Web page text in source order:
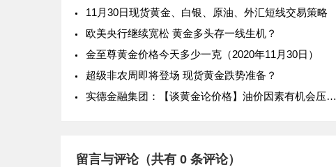
11月30日现货黄金、白银、原油、外汇短线交易策略
欧美央行继续宽松 黄金多头存一线生机？
金至尊黄金价格今天多少一克（2020年11月30日）
超级非农周即将登场 现货黄金跌势准备？
实德金融集团：【谈黄金论价格】油价因素有机会压抑金价
留言与评论（共有 0 条评论）